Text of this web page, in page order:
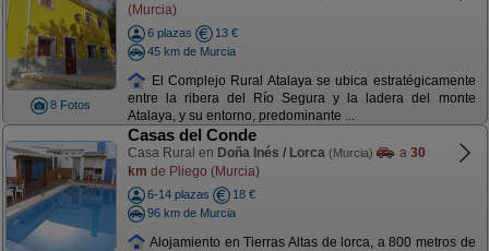
8 Fotos
(Murcia)
6 plazas
13 €
45 km de Murcia
El Complejo Rural Atalaya se ubica estratégicamente
entre la ribera del Río Segura y la ladera del monte
Atalaya, y su entorno, predominante ...
Casas del Conde
Casa Rural en Doña Inés / Lorca (Murcia) a 30
km de Pliego (Murcia)
6-14 plazas
18 €
96 km de Murcia
Alojamiento en Tierras Altas de lorca, a 800 metros de